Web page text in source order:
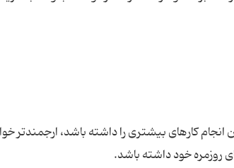
انجام کارهای بیشتری را داشته باشد، ارجمندتر